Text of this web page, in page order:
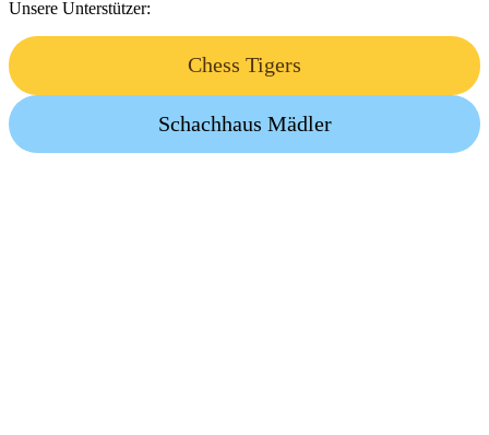
Unsere Unterstützer:
Chess Tigers
Schachhaus Mädler